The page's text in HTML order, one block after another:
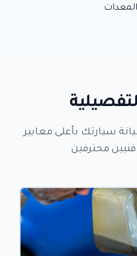
سيارتك بأعلى معايير
فنيين محترفين